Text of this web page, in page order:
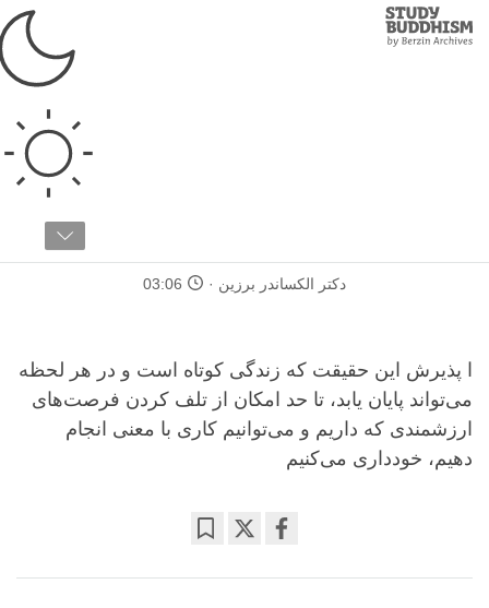
Study
Buddhism
واقع‌بین بودن درباره مرگ
دکتر الکساندر برزین 03:06
ا پذیرش این حقیقت که زندگی کوتاه است و در هر لحظه
می‌تواند پایان یابد، تا حد امکان از تلف کردن فرصت‌های
ارزشمندی که داریم و می‌توانیم کاری با معنی انجام
دهیم، خودداری می‌کنیم
on